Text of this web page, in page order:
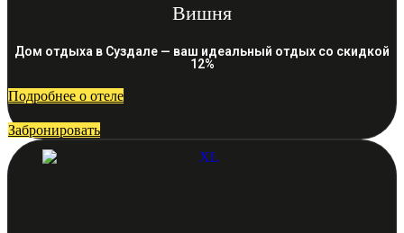
Вишня
Дом отдыха в Суздале — ваш идеальный отдых со скидкой
12%
Подробнее о отеле
Забронировать